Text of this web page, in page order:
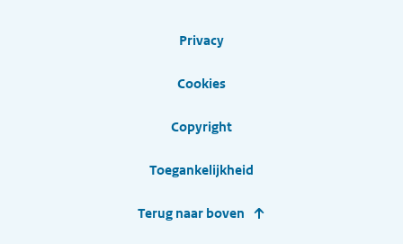
Privacy
Cookies
Copyright
Toegankelijkheid
Terug naar boven